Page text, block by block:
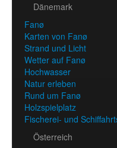
Dänemark
Fanø
Karten von Fanø
Strand und Licht
Wetter auf Fanø
Hochwasser
Natur erleben
Rund um Fanø
Holzspielplatz
Fischerei- und
Österreich